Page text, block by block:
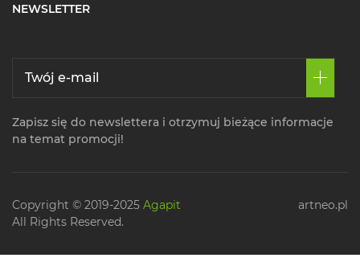
NEWSLETTER
Zapisz się do newslettera i otrzymuj bieżące informacje
na temat promocji!
Copyright © 2019-2025 Agapit
All Rights Reserved.
artneo.pl